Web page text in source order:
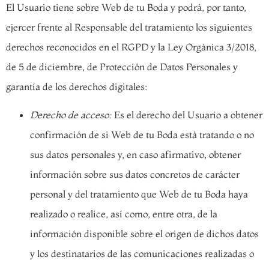
El Usuario tiene sobre Web de tu Boda y podrá, por tanto,
ejercer frente al Responsable del tratamiento los siguientes
derechos reconocidos en el RGPD y la Ley Orgánica 3/2018,
de 5 de diciembre, de Protección de Datos Personales y
garantía de los derechos digitales:
Derecho de acceso: Es el derecho del Usuario a obtener
confirmación de si Web de tu Boda está tratando o no
sus datos personales y, en caso afirmativo, obtener
información sobre sus datos concretos de carácter
personal y del tratamiento que Web de tu Boda haya
realizado o realice, así como, entre otra, de la
información disponible sobre el origen de dichos datos
y los destinatarios de las comunicaciones realizadas o